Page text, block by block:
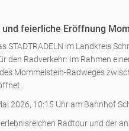
feierliche Eröffnung
STADTRADELN im Landkreis
den Radverkehr: Im Rahmen
Mommelstein-Radweges
2026, 10:15 Uhr am Bahnhof
Radtour und der